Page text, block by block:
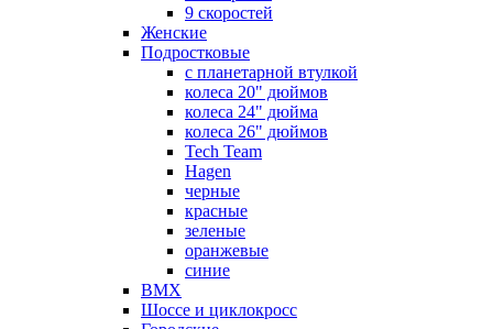
9 скоростей
Женские
Подростковые
с планетарной втулкой
колеса 20" дюймов
колеса 24" дюйма
колеса 26" дюймов
Tech Team
Hagen
черные
красные
зеленые
оранжевые
синие
BMX
Шоссе и циклокросс